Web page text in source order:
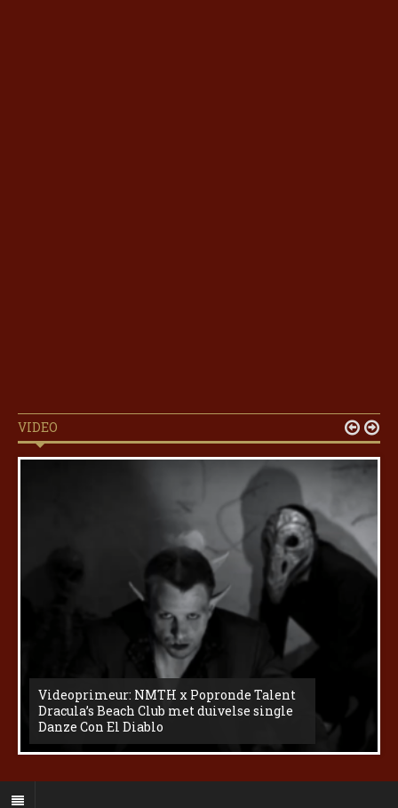
VIDEO
Videoprimeur: NMTH x Popronde Talent
Dracula’s Beach Club met duivelse single
Danze Con El Diablo
 